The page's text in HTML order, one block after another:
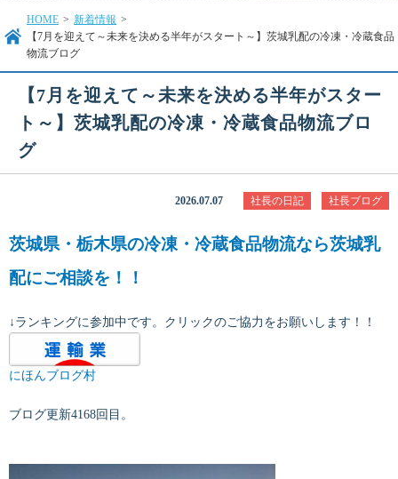
HOME > 新着情報 >
【7月を迎えて～未来を決める半年がスタート～】茨城乳配の冷凍・冷蔵食品
物流ブログ
【7月を迎えて～未来を決める半年がスター
ト～】茨城乳配の冷凍・冷蔵食品物流ブロ
グ
2026.07.07 社長の日記 社長ブログ
茨城県・栃木県の冷凍・冷蔵食品物流なら茨城乳
配にご相談を！！
↓ランキングに参加中です。クリックのご協力をお願いします！！
にほんブログ村
ブログ更新4168回目。